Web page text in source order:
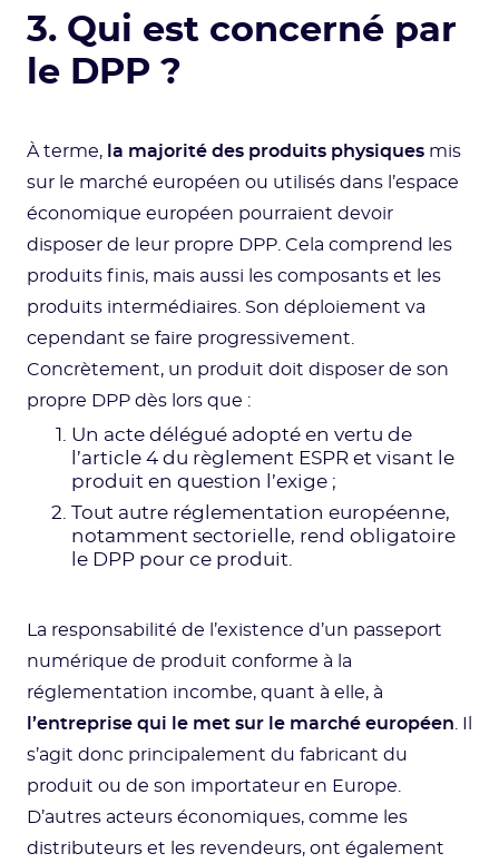
3. Qui est concerné par
le DPP ?
À terme, la majorité des produits physiques mis
sur le marché européen ou utilisés dans l’espace
économique européen pourraient devoir
disposer de leur propre DPP. Cela comprend les
produits finis, mais aussi les composants et les
produits intermédiaires. Son déploiement va
cependant se faire progressivement.
Concrètement, un produit doit disposer de son
propre DPP dès lors que :
Un acte délégué adopté en vertu de
l’article 4 du règlement ESPR et visant le
produit en question l’exige ;
Tout autre réglementation européenne,
notamment sectorielle, rend obligatoire
le DPP pour ce produit.
La responsabilité de l’existence d’un passeport
numérique de produit conforme à la
réglementation incombe, quant à elle, à
l’entreprise qui le met sur le marché européen
s’agit donc principalement du fabricant du
produit ou de son importateur en Europe.
D’autres acteurs économiques, comme les
distributeurs et les revendeurs, ont également